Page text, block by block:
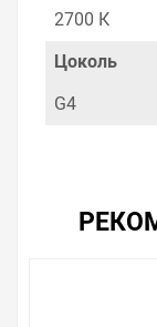
соотношение
Перечень
десятки
товары,
то, что в
Ассортимент
Мы
сайте именно
2700 К
Цоколь
G4